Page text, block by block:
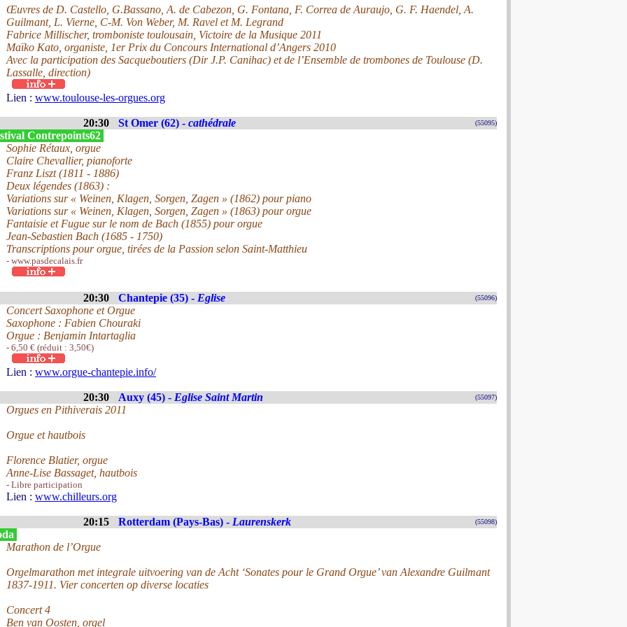
Œuvres de D. Castello, G.Bassano, A. de Cabezon, G. Fontana, F. Correa de Auraujo, G. F. Haendel, A.
Guilmant, L. Vierne, C-M. Von Weber, M. Ravel et M. Legrand
Fabrice Millischer, tromboniste toulousain, Victoire de la Musique 2011
Maïko Kato, organiste, 1er Prix du Concours International d’Angers 2010
Avec la participation des Sacqueboutiers (Dir J.P. Canihac) et de l’Ensemble de trombones de Toulouse (D.
Lassalle, direction)
Lien : www.toulouse-les-orgues.org
20:30 St Omer (62) - cathédrale (55095)
Contrepoints62
Sophie Rétaux, orgue
Claire Chevallier, pianoforte
Franz Liszt (1811 - 1886)
Deux légendes (1863) :
Variations sur « Weinen, Klagen, Sorgen, Zagen » (1862) pour piano
Variations sur « Weinen, Klagen, Sorgen, Zagen » (1863) pour orgue
Fantaisie et Fugue sur le nom de Bach (1855) pour orgue
Jean-Sebastien Bach (1685 - 1750)
Transcriptions pour orgue, tirées de la Passion selon Saint-Matthieu
- www.pasdecalais.fr
20:30 Chantepie (35) - Eglise (55096)
Concert Saxophone et Orgue
Saxophone : Fabien Chouraki
Orgue : Benjamin Intartaglia
- 6,50 € (réduit : 3,50€)
Lien : www.orgue-chantepie.info/
20:30 Auxy (45) - Eglise Saint Martin (55097)
Orgues en Pithiverais 2011
Orgue et hautbois
Florence Blatier, orgue
Anne-Lise Bassaget, hautbois
- Libre participation
Lien : www.chilleurs.org
20:15 Rotterdam (Pays-Bas) - Laurenskerk (55098)
Marathon de l’Orgue
Orgelmarathon met integrale uitvoering van de Acht ‘Sonates pour le Grand Orgue’ van Alexandre Guilmant
1837-1911. Vier concerten op diverse locaties
Concert 4
Ben van Oosten, orgel